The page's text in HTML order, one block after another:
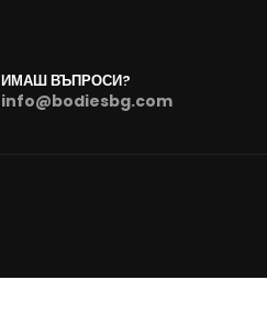
ИМАШ ВЪПРОСИ?
info@bodiesbg.com